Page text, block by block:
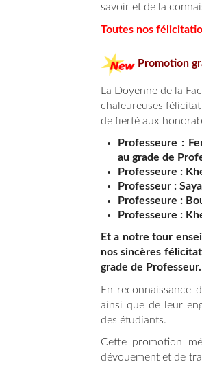
savoir et de la
Toutes nos
Promotion
La Doyenne de la
chaleureuses
de fierté aux
Professeure :
au grade de
Professeure :
Professeur :
Professeure :
Professeure :
Et a notre tour
nos sincères
grade de Professeur.
En reconnaissance
ainsi que de leur
des étudiants.
Cette promotion
dévouement et de